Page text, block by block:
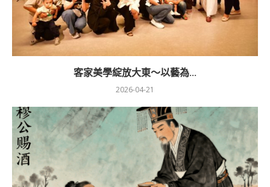
客家美學綻放大東～以藝為...
2026-04-21